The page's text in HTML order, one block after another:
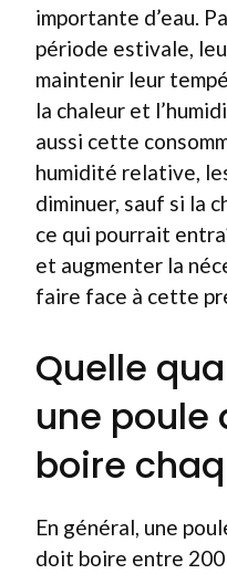
importante d’eau.
période estivale,
maintenir leur
la chaleur et
aussi cette
humidité relative,
diminuer, sauf si la
ce qui pourrait
et augmenter la
faire face à cette
Quelle
une
boire
En général, une
doit boire entre 200